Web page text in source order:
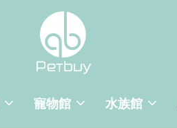
寵物館 水族館